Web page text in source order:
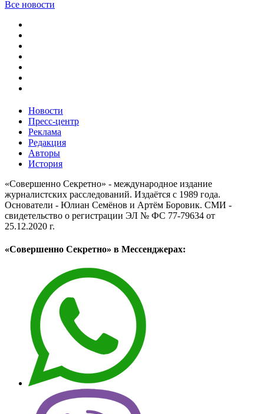
Все новости
Новости
Пресс-центр
Реклама
Редакция
Авторы
История
«Совершенно Секретно» - международное издание
журналистских расследований. Издаётся с 1989 года.
Основатели - Юлиан Семёнов и Артём Боровик. CМИ -
свидетельство о регистрации ЭЛ № ФС 77-79634 от
25.12.2020 г.
«Совершенно Секретно» в Мессенджерах: